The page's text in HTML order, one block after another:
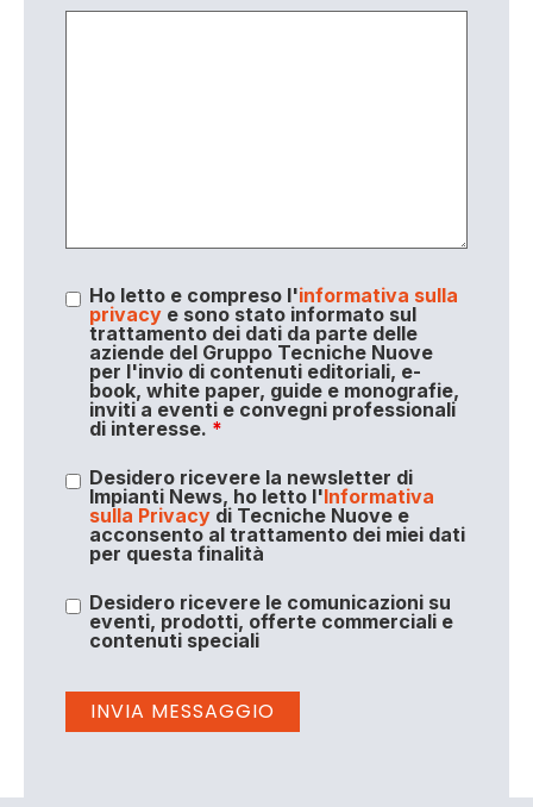
Ho letto e compreso l'informativa sulla
privacye sono stato informato sul
trattamento dei dati da parte delle
aziende del Gruppo Tecniche Nuove
per l'invio di contenuti editoriali, e-
book, white paper, guide e monografie,
inviti a eventi e convegni professionali
di interesse. *
Desidero ricevere la newsletter di
Impianti News, ho letto l'Informativa
sulla Privacydi Tecniche Nuove e
acconsento al trattamento dei miei dati
per questa finalità
Desidero ricevere le comunicazioni su
eventi, prodotti, offerte commerciali e
contenuti speciali